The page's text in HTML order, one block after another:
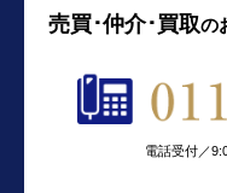
売買･仲介･買取の
電話受付／